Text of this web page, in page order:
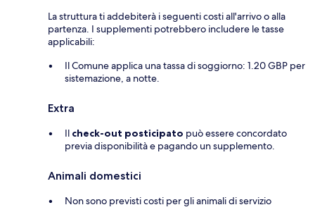
La struttura ti addebiterà i seguenti costi all'arrivo o alla
partenza. I supplementi potrebbero includere le tasse
applicabili:
Il Comune applica una tassa di soggiorno: 1.20 GBP per
sistemazione, a notte.
Extra
Il check-out posticipato può essere concordato
previa disponibilità e pagando un supplemento.
Animali domestici
Non sono previsti costi per gli animali di servizio